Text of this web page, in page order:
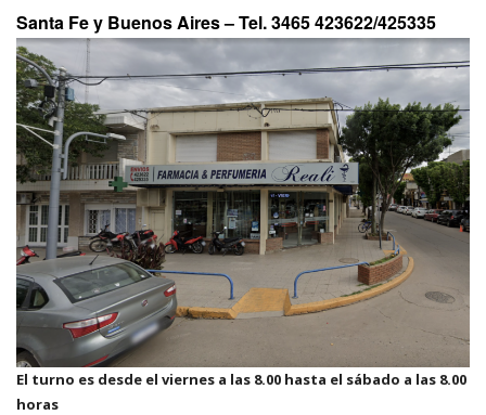
Santa Fe y Buenos Aires –Tel. 3465 423622/425335
El turno es desde el viernes a las 8.00 hasta el sábado a las 8.00
horas